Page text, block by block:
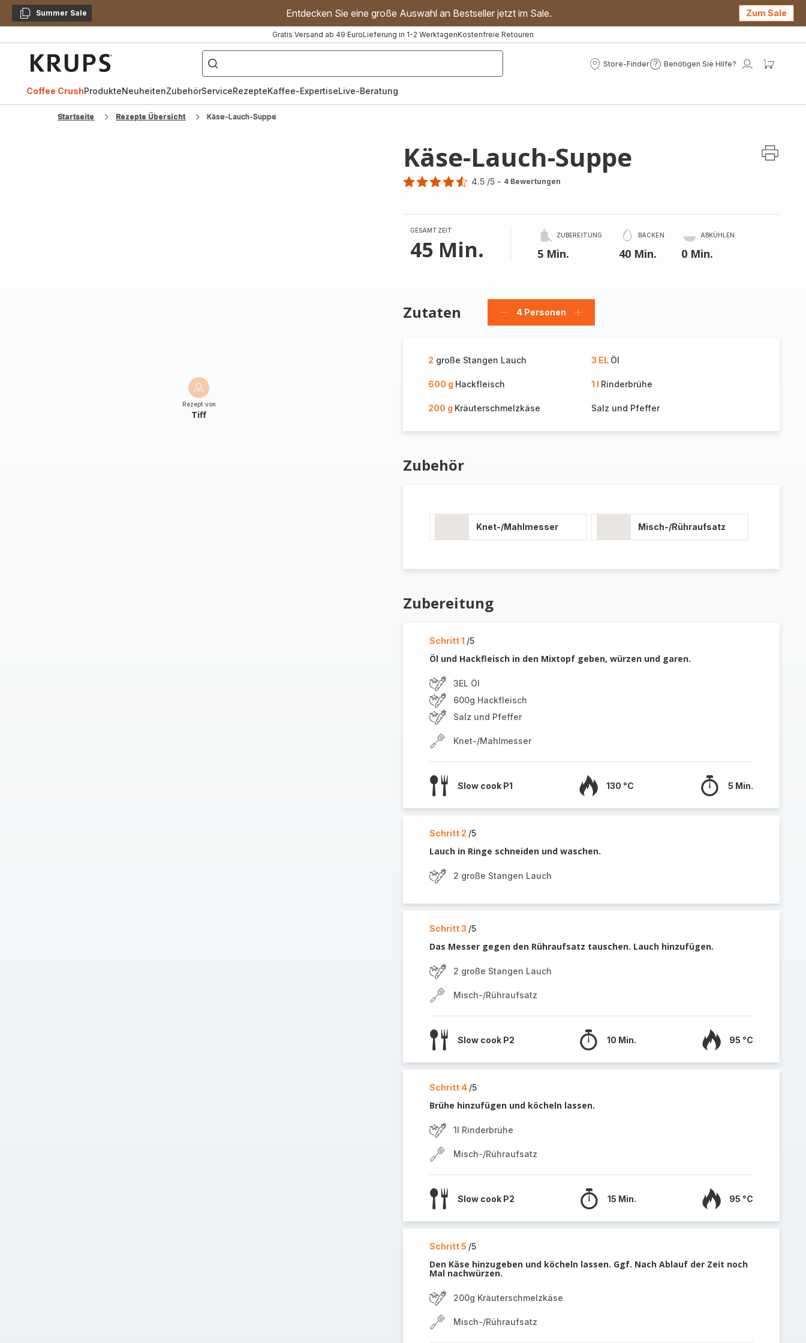
KopierenSummer Sale Entdecken Sie eine große Auswahl an Bestseller jetzt im Sale. Zum Sale
Gratis Versand ab 49 EuroLieferung in 1-2 WerktagenKostenfreie Retouren
["Kaffeevollautomat","Handmixer","Waffeleisen"]
Store-Finder
Store-
Benötigen Sie Hilfe?
Benötigen
Mein
Coffee CrushProdukteNeuheitenZubehörServiceRezepteKaffee-ExpertiseLive-Beratung
Startseite Rezepte Übersicht Käse-Lauch-Suppe
Rezept von
Tiff
Käse-Lauch-Suppe
4.5 /5 - 4 Bewertungen
GESAMTZEIT
45 Min.
ZUBEREITUNG
5 Min.
BACKEN
40 Min.
ABKÜHLEN
0 Min.
Zutaten
Personen
4 Personen
Personen
2 große Stangen Lauch 3 EL Öl
600 g Hackfleisch 1 l Rinderbrühe
200 g Kräuterschmelzkäse Salz und Pfeffer
Zubehör
Knet-/Mahlmesser Misch-/Rühraufsatz
Zubereitung
Schritt 1 /5
Öl und Hackfleisch in den Mixtopf geben, würzen und garen.
3EL Öl
600g Hackfleisch
Salz und Pfeffer
Knet-/Mahlmesser
Slow cook P1 130 °C 5 Min.
Schritt 2 /5
Lauch in Ringe schneiden und waschen.
2 große Stangen Lauch
Schritt 3 /5
Das Messer gegen den Rühraufsatz tauschen. Lauch hinzufügen.
2 große Stangen Lauch
Misch-/Rühraufsatz
Slow cook P2 10 Min. 95 °C
Schritt 4 /5
Brühe hinzufügen und köcheln lassen.
1l Rinderbrühe
Misch-/Rühraufsatz
Slow cook P2 15 Min. 95 °C
Schritt 5 /5
Den Käse hinzugeben und köcheln lassen. Ggf. Nach Ablauf der Zeit noch
Mal nachwürzen.
200g Kräuterschmelzkäse
Misch-/Rühraufsatz